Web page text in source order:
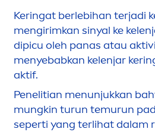
Keringat berlebihan terjadi
mengirimkan sinyal ke
dipicu oleh panas atau
menyebabkan kelenjar
aktif.
Penelitian menunjukkan
mungkin turun temurun
seperti yang terlihat dalam